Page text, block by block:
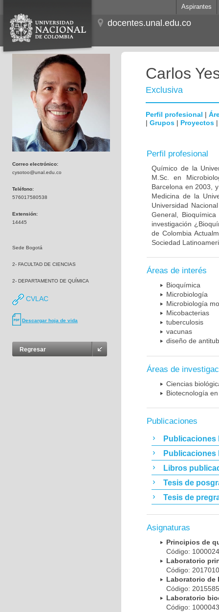
Aspirantes
docentes.unal.edu.co
Correo electrónico:
cysotoo@unal.edu.co
Teléfono:
576017580538
Extensión:
14445
Sede Bogotá
2- FACULTAD DE CIENCIAS
2- DEPARTAMENTO DE QUÍMICA
CVLAC
Descargar hoja de vida
Regresar
Carlos
Exclusiva
Perfil profesional |
| Grupos | Proyectos
Perfil profesional
Químico de la
M.Sc. en
Barcelona en 2003,
Medicina de la
Universidad
General,
investigación
de Colombia
Sociedad
Áreas de interés
Bioquímica
Microbiología
Microbiología
Micobacterias
tuberculosis
vacunas
diseño de
Áreas de
Ciencias
Biotecnología
Publicaciones
Publicaciones
Publicaciones
Libros
Tesis de
Tesis de
Asignaturas
Principios de
Código:
Laboratorio
Código:
Laboratorio de
Código:
Laboratorio
Código: